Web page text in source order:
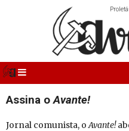
Assina oAvante!
Jornal comunista, oAvante!